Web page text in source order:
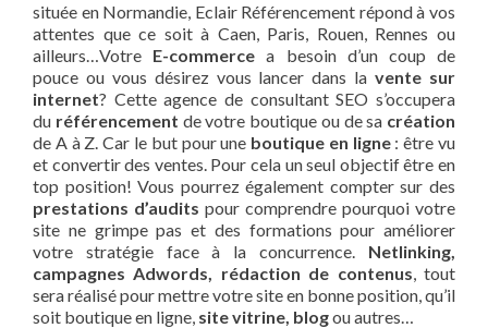
située en Normandie, Eclair Référencement répond à vos
attentes que ce soit à Caen, Paris, Rouen, Rennes ou
ailleurs…Votre E-commerce a besoin d’un coup de
pouce ou vous désirez vous lancer dans lavente sur
internet? Cette agence de consultant SEO s’occupera
du référencement de votre boutique ou de sa création
de A à Z. Car le but pour une boutique en ligne: être vu
et convertir des ventes. Pour cela un seul objectif être en
top position! Vous pourrez également compter sur des
prestations d’audits pour comprendre pourquoi votre
site ne grimpe pas et des formations pour améliorer
votre stratégie face à la concurrence. Netlinking,
campagnes Adwords, rédaction de contenus, tout
sera réalisé pour mettre votre site en bonne position, qu’il
soit boutique en ligne, site vitrine, blogou autres…